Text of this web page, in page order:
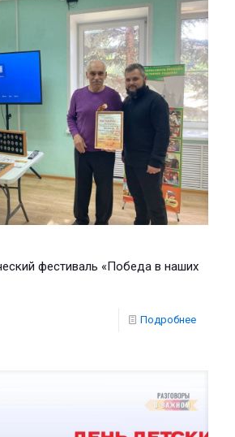
фестиваль «Победа в наших
Подробнее